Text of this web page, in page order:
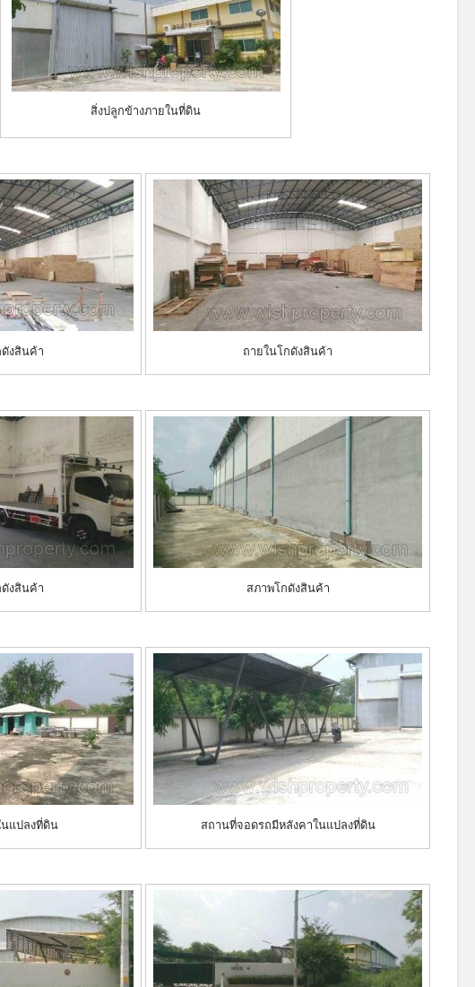
สิ่งปลูกข้างภายในที่ดิน
งสินค้า ถายในโกดังสินค้า
งสินค้า สภาพโกดังสินค้า
แปลงที่ดิน สถานที่จอดรถมีหลังคาในแปลงที่ดิน